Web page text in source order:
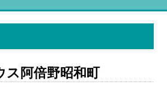
ス阿倍野昭和町